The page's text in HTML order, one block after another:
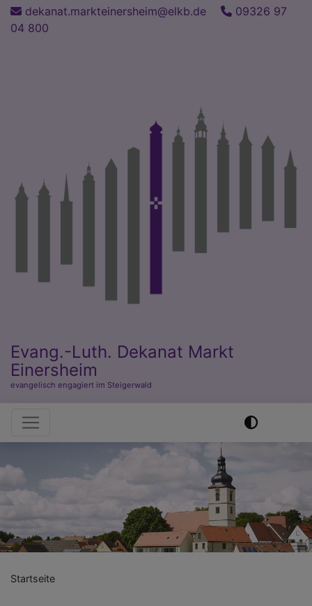
Direkt
zum
dekanat.markteinersheim@elkb.de
09326 97
04 800
Evang.-Luth. Dekanat Markt
Einersheim
evangelisch engagiert im Steigerwald
Hauptnavigation
Startseite